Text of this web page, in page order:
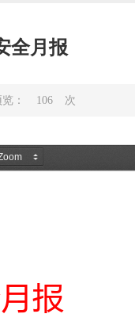
全月报
： 106 次